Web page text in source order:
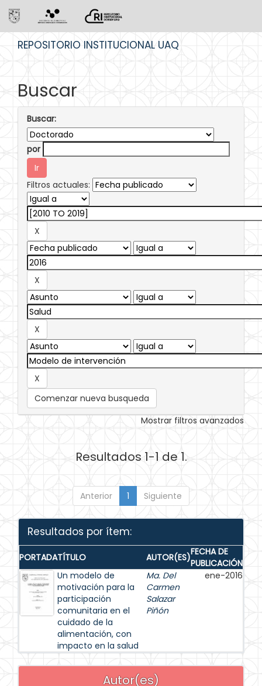
REPOSITORIO INSTITUCIONAL UAQ
Buscar
Buscar:
por
Filtros actuales:
Comenzar nueva busqueda
Mostrar filtros avanzados
Resultados 1-1 de 1.
Anterior 1 Siguiente
Resultados por ítem:
PORTADATÍTULO AUTOR(ES)FECHA DE
PUBLICACIÓN
Un modelo de
motivación para la
participación
comunitaria en el
cuidado de la
alimentación, con
impacto en la salud
Ma. Del
Carmen
Salazar
Piñón
ene-2016
Autor(es)